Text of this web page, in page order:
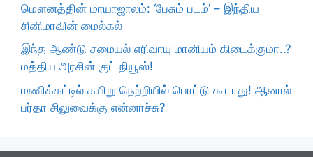
மௌனத்தின் மாயாஜாலம்: ‘பேசும் படம்’ – இந்திய
சினிமாவின் மைல்கல்
இந்த ஆண்டு சமையல் எரிவாயு மானியம் கிடைக்குமா..?
மத்திய அரசின் குட் நியூஸ்!
மணிக்கட்டில் கயிறு நெற்றியில் பொட்டு கூடாது! ஆனால்
பர்தா சிலுவைக்கு என்னாச்சு?